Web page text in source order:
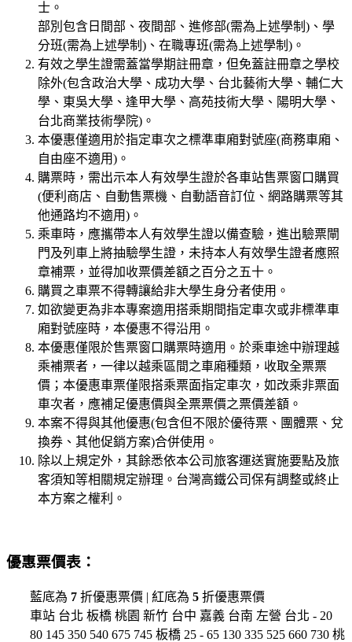
士。
部別包含日間部、夜間部、進修部(需為上述學制)、學
分班(需為上述學制)、在職專班(需為上述學制)。
有效之學生證需蓋當學期註冊章，但免蓋註冊章之學校
除外(包含政治大學、成功大學、台北藝術大學、輔仁大
學、東吳大學、逢甲大學、高苑技術大學、陽明大學、
台北商業技術學院)。
本優惠僅適用於指定車次之標準車廂對號座(商務車廂、
自由座不適用)。
購票時，需出示本人有效學生證於各車站售票窗口購買
(便利商店、自動售票機、自動語音訂位、網路購票等其
他通路均不適用)。
乘車時，應攜帶本人有效學生證以備查驗，進出驗票閘
門及列車上將抽驗學生證，未持本人有效學生證者應照
章補票，並得加收票價差額之百分之五十。
購買之車票不得轉讓給非大學生身分者使用。
如欲變更為非本專案適用搭乘期間指定車次或非標準車
廂對號座時，本優惠不得沿用。
本優惠僅限於售票窗口購票時適用。於乘車途中辦理越
乘補票者，一律以越乘區間之車廂種類，收取全票票
價；本優惠車票僅限搭乘票面指定車次，如改乘非票面
車次者，應補足優惠價與全票票價之票價差額。
本案不得與其他優惠(包含但不限於優待票、團體票、兌
換券、其他促銷方案)合併使用。
除以上規定外，其餘悉依本公司旅客運送實施要點及旅
客須知等相關規定辦理。台灣高鐵公司保有調整或終止
本方案之權利。
優惠票價表：
藍底為 7 折優惠票價 | 紅底為 5 折優惠票價
車站 台北 板橋 桃園 新竹 台中 嘉義 台南 左營 台北 - 20
80 145 350 540 675 745 板橋 25 - 65 130 335 525 660 730 桃